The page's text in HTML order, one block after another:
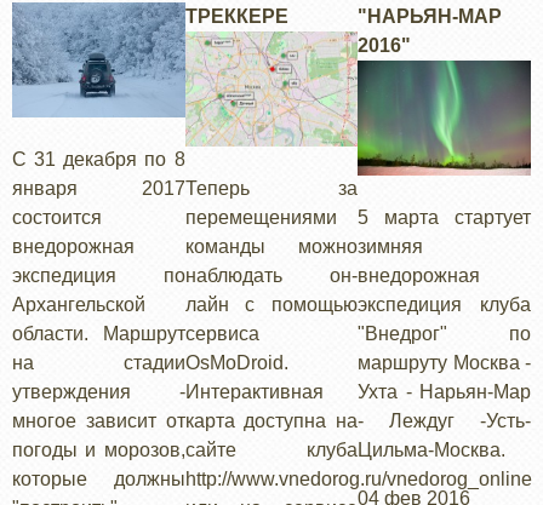
С 31 декабря по 8
января 2017
состоится
внедорожная
экспедиция по
Архангельской
области. Маршрут
на стадии
утверждения -
многое зависит от
погоды и морозов,
которые должны
ТРЕККЕРЕ
Теперь за
перемещениями
команды можно
наблюдать он-
лайн с помощью
сервиса
OsMoDroid.
Интерактивная
карта доступна на
сайте клуба
http://www.vnedorog.ru/vnedorog_online
"НАРЬЯН-МАР
2016"
5 марта стартует
зимняя
внедорожная
экспедиция клуба
"Внедрог" по
маршруту Москва -
Ухта - Нарьян-Мар
- Леждуг -Усть-
Цильма-Москва.
04 фев 2016